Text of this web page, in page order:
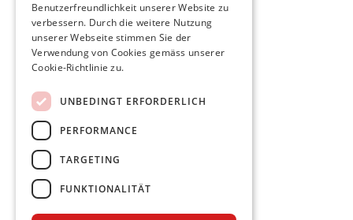
Mario Röthlisberger
mario.roethlisberger@kfnmail.ch
Home
Aktuelles
Meine Politik
Persönlich
Facebook
Benutzerfreundlichkeit unserer Website zu
verbessern. Durch die weitere Nutzung
unserer Webseite stimmen Sie der
Verwendung von Cookies gemäss unserer
Cookie-Richtlinie zu.
UNBEDINGT ERFORDERLICH
PERFORMANCE
TARGETING
FUNKTIONALITÄT